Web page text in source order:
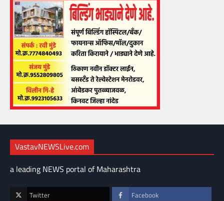
VastavNEWSLive.com
a leading NEWS portal of Maharashtra
Twitter Facebook